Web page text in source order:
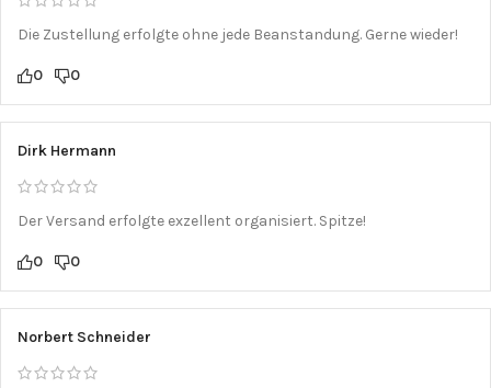
Die Zustellung erfolgte ohne jede Beanstandung. Gerne wieder!
0 0
Dirk Hermann
Der Versand erfolgte exzellent organisiert. Spitze!
0 0
Norbert Schneider